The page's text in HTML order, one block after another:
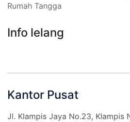
Rumah Tangga
Info lelang
Kantor Pusat
Jl. Klampis Jaya No.23, Klampis